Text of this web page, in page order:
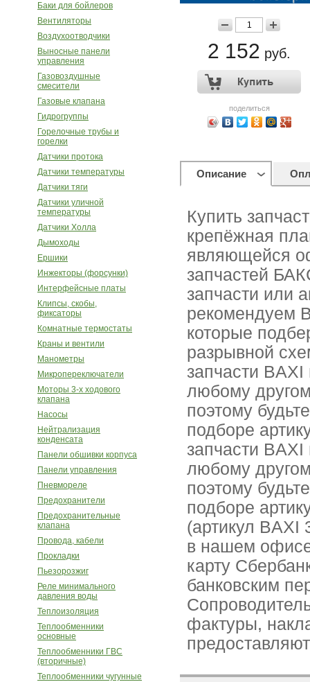
Баки для бойлеров
Вентиляторы
Воздухоотводчики
Выносные панели
управления
Газовоздушные
смесители
Газовые клапана
Гидрогруппы
Горелочные трубы и
горелки
Датчики протока
Датчики температуры
Датчики тяги
Датчики уличной
температуры
Датчики Холла
Дымоходы
Ершики
Инжекторы (форсунки)
Интерфейсные платы
Клипсы, скобы,
фиксаторы
Комнатные термостаты
Краны и вентили
Манометры
Микропереключатели
Моторы 3-х ходового
клапана
Насосы
Нейтрализация
конденсата
Панели обшивки корпуса
Панели управления
Пневмореле
Предохранители
Предохранительные
клапана
Провода, кабели
Прокладки
Пьезорозжиг
Реле минимального
давления воды
Теплоизоляция
Теплообменники
основные
Теплообменники ГВС
(вторичные)
Теплообменники чугунные
2 152 руб.
поделиться
Описание
Купить
крепёжная
являющейся
запчастей
запчасти или
рекомендуем
которые
разрывной
запчасти
любому
поэтому
подборе
запчасти
любому
поэтому
подборе
(артикул
в нашем
карту
банковским
фактуры,